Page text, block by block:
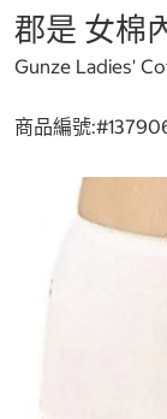
郡是 女棉
Gunze Ladies'
商品編號:#